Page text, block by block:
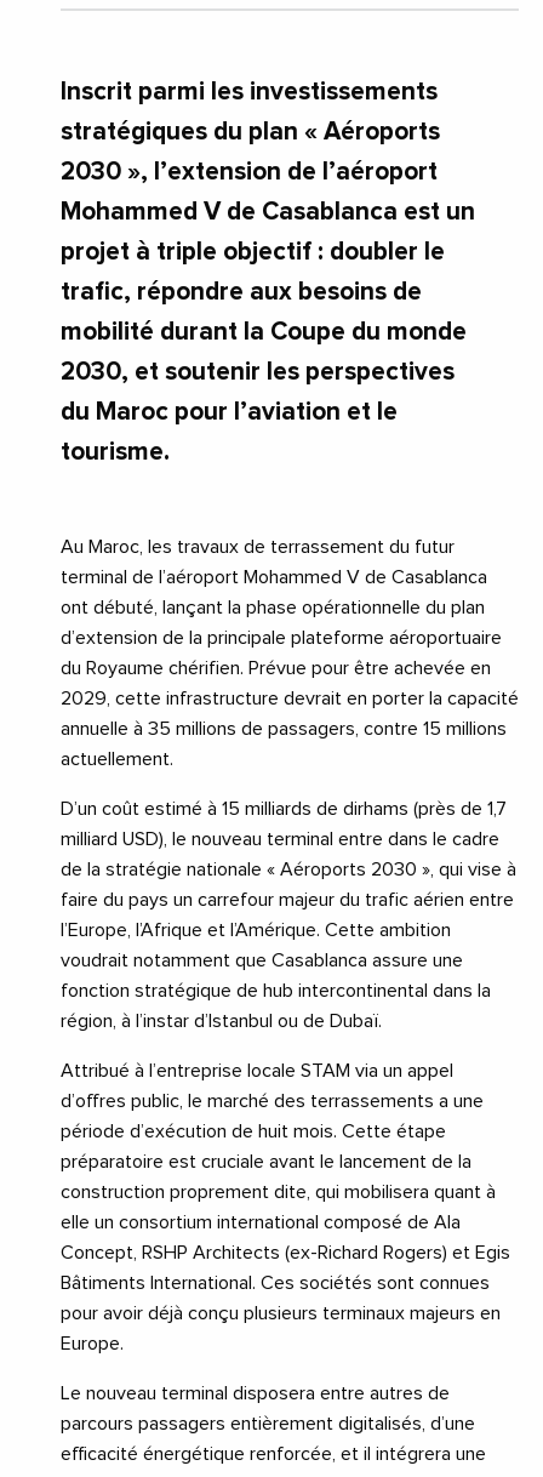
Inscrit parmi les investissements
stratégiques du plan « Aéroports
2030 », l’extension de l’aéroport
Mohammed V de Casablanca est un
projet à triple objectif : doubler le
trafic, répondre aux besoins de
mobilité durant la Coupe du monde
2030, et soutenir les perspectives
du Maroc pour l’aviation et le
tourisme.
Au Maroc, les travaux de terrassement du futur
terminal de l’aéroport Mohammed V de Casablanca
ont débuté, lançant la phase opérationnelle du plan
d’extension de la principale plateforme aéroportuaire
du Royaume chérifien. Prévue pour être achevée en
2029, cette infrastructure devrait en porter la capacité
annuelle à 35 millions de passagers, contre 15 millions
actuellement.
D’un coût estimé à 15 milliards de dirhams (près de 1,7
milliard USD), le nouveau terminal entre dans le cadre
de la stratégie nationale « Aéroports 2030 », qui vise à
faire du pays un carrefour majeur du trafic aérien entre
l’Europe, l’Afrique et l’Amérique. Cette ambition
voudrait notamment que Casablanca assure une
fonction stratégique de hub intercontinental dans la
région, à l’instar d’Istanbul ou de Dubaï.
Attribué à l’entreprise locale STAM via un appel
d’offres public, le marché des terrassements a une
période d’exécution de huit mois. Cette étape
préparatoire est cruciale avant le lancement de la
construction proprement dite, qui mobilisera quant à
elle un consortium international composé de Ala
Concept, RSHP Architects (ex-Richard Rogers) et Egis
Bâtiments International. Ces sociétés sont connues
pour avoir déjà conçu plusieurs terminaux majeurs en
Europe.
Le nouveau terminal disposera entre autres de
parcours passagers entièrement digitalisés, d’une
efficacité énergétique renforcée, et il intégrera une